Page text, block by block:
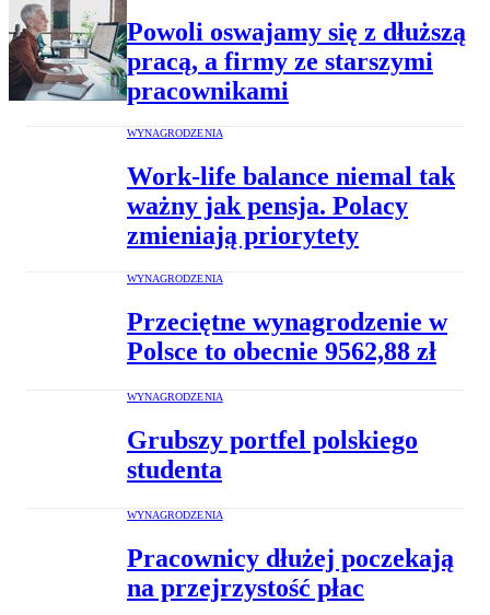
Powoli oswajamy się z dłuższą
pracą, a firmy ze starszymi
pracownikami
WYNAGRODZENIA
Work-life balance niemal tak
ważny jak pensja. Polacy
zmieniają priorytety
WYNAGRODZENIA
Przeciętne wynagrodzenie w
Polsce to obecnie 9562,88 zł
WYNAGRODZENIA
Grubszy portfel polskiego
studenta
WYNAGRODZENIA
Pracownicy dłużej poczekają
na przejrzystość płac